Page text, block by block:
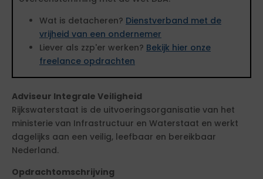
Wat is detacheren? Dienstverband met de
vrijheid van een ondernemer
Liever als zzp'er werken? Bekijk hier onze
freelance opdrachten
Adviseur Integrale Veiligheid
Rijkswaterstaat is de uitvoeringsorganisatie van het
ministerie van Infrastructuur en Waterstaat en werkt
dagelijks aan een veilig, leefbaar en bereikbaar
Nederland.
Opdrachtomschrijving